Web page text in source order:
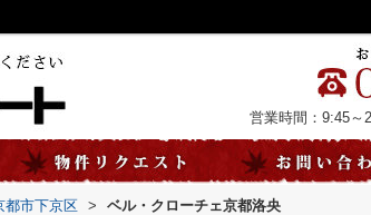
営業時間：9:45～
都市下京区 > ベル・クローチェ京都洛央